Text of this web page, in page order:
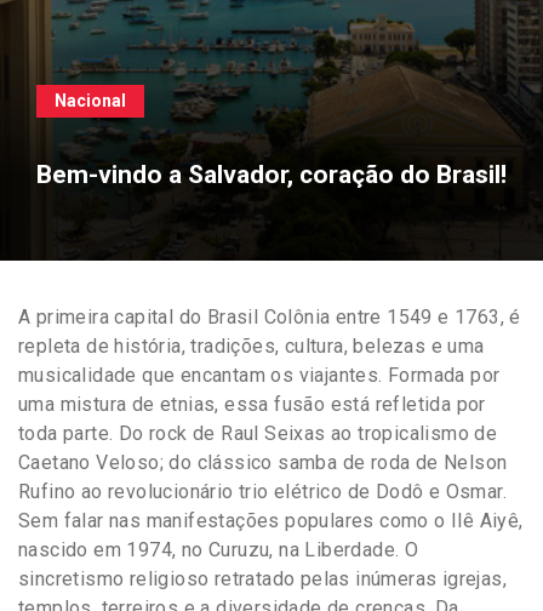
Nacional
Bem-vindo a Salvador, coração do Brasil!
A primeira capital do Brasil Colônia entre 1549 e 1763, é
repleta de história, tradições, cultura, belezas e uma
musicalidade que encantam os viajantes. Formada por
uma mistura de etnias, essa fusão está refletida por
toda parte. Do rock de Raul Seixas ao tropicalismo de
Caetano Veloso; do clássico samba de roda de Nelson
Rufino ao revolucionário trio elétrico de Dodô e Osmar.
Sem falar nas manifestações populares como o Ilê Aiyê,
nascido em 1974, no Curuzu, na Liberdade. O
sincretismo religioso retratado pelas inúmeras igrejas,